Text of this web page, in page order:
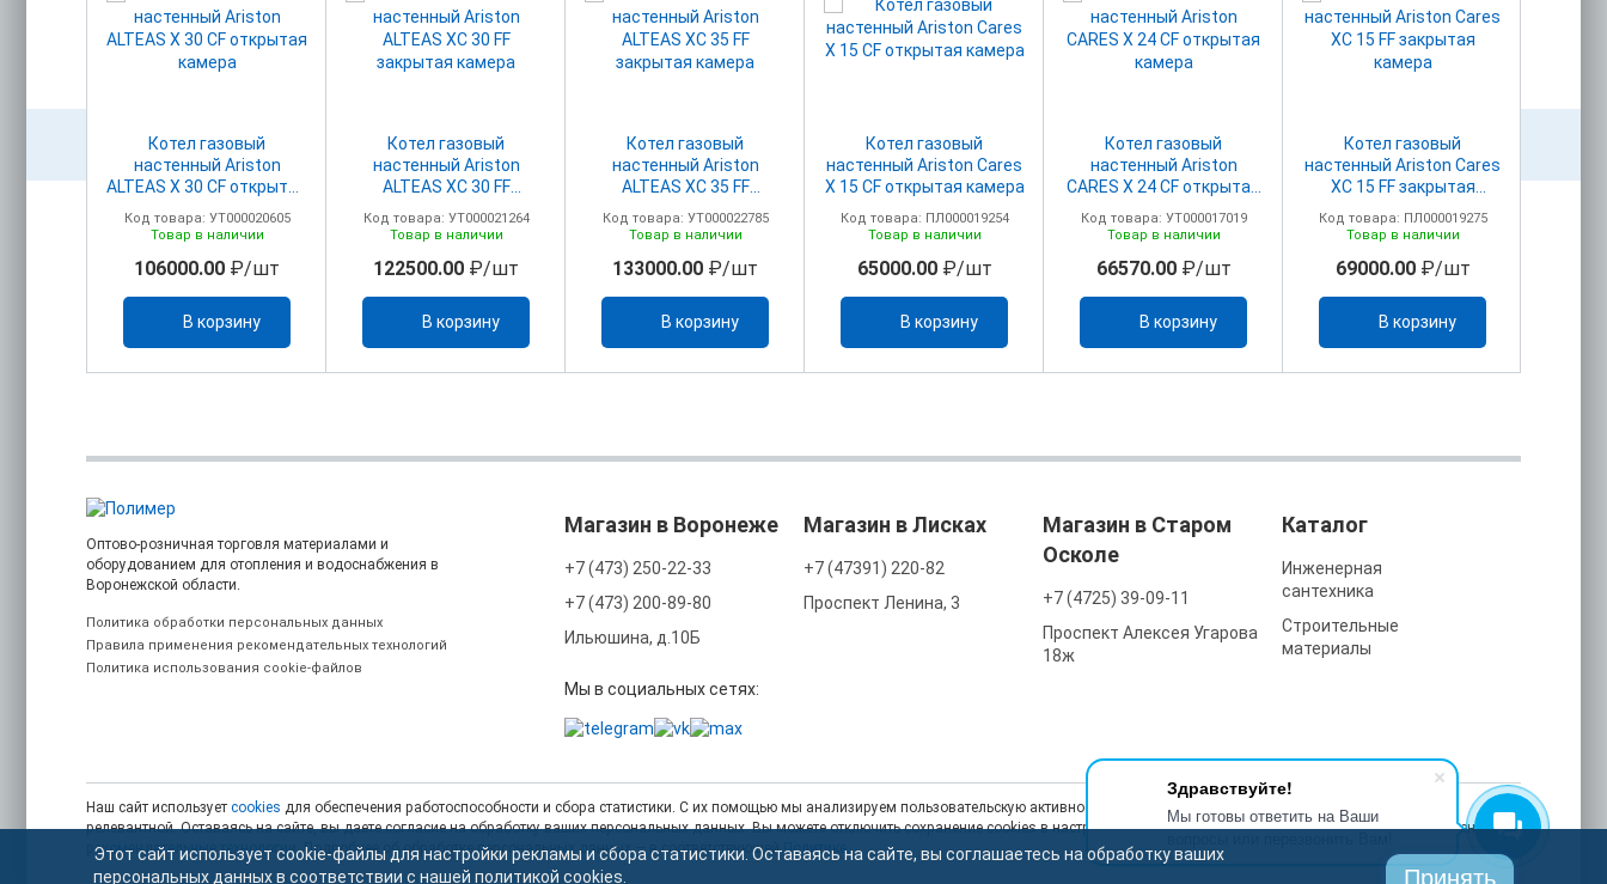
Здравствуйте!
Мы готовы ответить на Ваши
Котел газовый
настенный Ariston
ALTEAS Х 30 CF открытая
Код товара: УТ000020605
Товар в наличии
106000.00 ₽/шт
В корзину
Котел газовый
настенный Ariston
ALTEAS ХC 30 FF
Код товара: УТ000021264
Товар в наличии
122500.00 ₽/шт
В корзину
Котел газовый
настенный Ariston
ALTEAS ХC 35 FF
Код товара: УТ000022785
Товар в наличии
133000.00 ₽/шт
В корзину
Котел газовый
настенный Ariston Cares
X 15 CF открытая камера
Код товара: ПЛ000019254
Товар в наличии
65000.00₽/шт
В корзину
Котел газовый
настенный Ariston
CARES X 24 CF открытая
Код товара: УТ000017019
Товар в наличии
66570.00₽/шт
В корзину
Котел газовый
настенный Ariston Cares
XC 15 FF закрытая
Код товара: ПЛ000019275
Товар в наличии
69000.00₽/шт
В корзину
CARES
Оптово-розничная торговля материалами и
оборудованием для отопления и водоснабжения в
Воронежской области.
Политика обработки персональных данных
Правила применения рекомендательных технологий
Политика использования cookie-файлов
Магазин в Воронеже
+7 (473) 250-22-33
+7 (473) 200-89-80
Ильюшина, д.10Б
Мы в социальных сетях:
Магазин в Лисках
+7 (47391) 220-82
Проспект Ленина, 3
Магазин в Старом
Осколе
+7 (4725) 39-09-11
Проспект Алексея Угарова
18ж
Каталог
Инженерная
сантехника
Строительные
материалы
Наш сайт использует cookies для обеспечения работоспособности и сбора статистики. С их помощью мы анализируем пользовательскую активность, улучшаем работу сайта и делаем рекламу более
релевантной. Оставаясь на сайте, вы даете согласие на обработку ваших персональных данных. Вы можете отключить сохранение cookies в настройках браузера в любой момент. На сайте также применяются
рекомендательные технологии . Подробнее об обработке персональных данных — в соответствующейПолитике
Этот сайт использует cookie-файлы для настройки рекламы и сбора статистики. Оставаясь на сайте, вы соглашаетесь на обработку ваших
персональных данных в соответствии с нашей политикой cookies Принять